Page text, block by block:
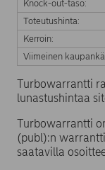
Knock-out-taso:
Toteutushinta:
Kerroin:
Viimeinen
Turbowarrantti
lunastushintaa
Turbowarrantti
(publ):n
saatavilla